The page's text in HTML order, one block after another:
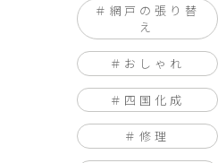
網戸の張り替
え
おしゃれ
四国化成
修理